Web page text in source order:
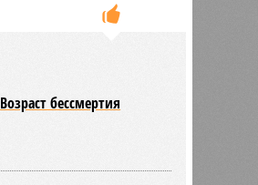
Возраст бессмертия